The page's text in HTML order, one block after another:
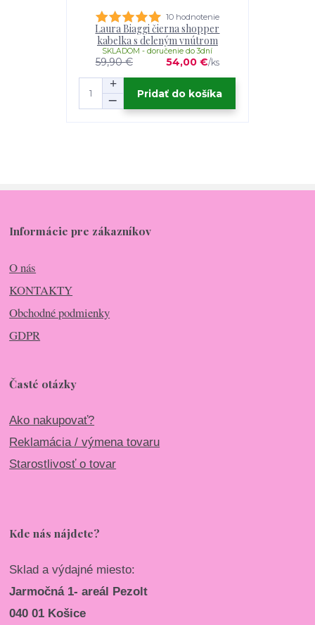
10 hodnotenie
Laura Biaggi čierna shopper
kabelka s deleným vnútrom
59,90 € 54,00 €/ks
SKLADOM - doručenie do 3dní
Pridať do košíka
Informácie pre zákazníkov
O nás
KONTAKTY
Obchodné podmienky
GDPR
Časté otázky
Ako nakupovať?
Reklamácia / výmena tovaru
Starostlivosť o tovar
Kde nás nájdete?
Sklad a výdajné miesto:
Jarmočná 1- areál Pezolt
040 01 Košice